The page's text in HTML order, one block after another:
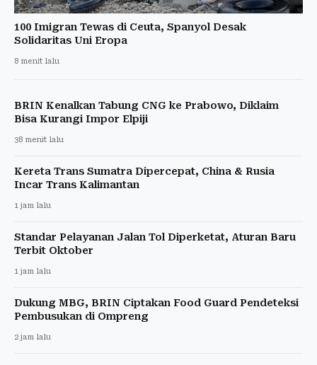
100 Imigran Tewas di Ceuta, Spanyol Desak
Solidaritas Uni Eropa
8 menit lalu
BRIN Kenalkan Tabung CNG ke Prabowo, Diklaim
Bisa Kurangi Impor Elpiji
38 menit lalu
Kereta Trans Sumatra Dipercepat, China & Rusia
Incar Trans Kalimantan
1 jam lalu
Standar Pelayanan Jalan Tol Diperketat, Aturan Baru
Terbit Oktober
1 jam lalu
Dukung MBG, BRIN Ciptakan Food Guard Pendeteksi
Pembusukan di Ompreng
2 jam lalu